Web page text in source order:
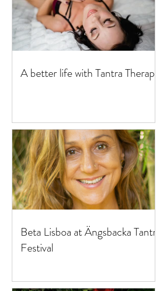
A better life with Tantra Therapy
Beta Lisboa at Ängsbacka Tantra
Festival